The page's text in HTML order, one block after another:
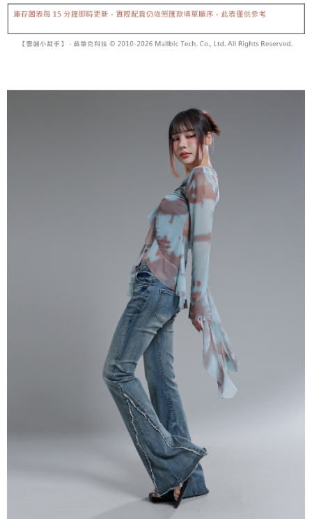
Jika transaksi tidak disahkan dalam masa 30 minit selepas pesanan
dibuat, atau jika permohonan gagal dalam proses semakan, pesanan
peringkat "semakan manual", ini bermakna kriteria pemarkahan sistem
Pembayaran ansuran melalui OP Pay Later akan dibilkan secara
berasingan dan tidak termasuk dalam bil telekom anda. SMS peringatan
pembayaran akan dihantar selepas kitaran bil bulanan.
Selepas mengakses bil melalui pautan dalam SMS, anda boleh
menyelesaikan pembayaran anda melalui salah satu saluran berikut: kod
bar kedai serbaneka, kedai runcit Taiwan Mobile, pemindahan bank,
Perkhidmatan ini disediakan oleh Taiwan Mobile Co., Ltd. (“Syarikat”),
yang membolehkan pelanggan membeli barangan atau perkhidmatan
melalui perkhidmatan ini pada masa transaksi. Hasil daripada pembelian
atau pembayaran ansuran akan dipindahkan oleh peniaga kepada
Syarikat, dan pelanggan hendaklah membuat pembayaran mengikut
perjanjian menggunakan sistem bil Syarikat.
Untuk memenuhi hubungan kontrak yang terjalin melalui persetujuan
penggunaan OP Pay Later, peniaga akan memberikan maklumat peribadi
anda (termasuk nama, nombor telefon, atau alamat) kepada Syarikat bagi
tujuan pengumpulan, pemprosesan dan penggunaan data yang
diperlukan untuk pengebilan ansuran, termasuk pengesahan,
pengesahan semula dan pembetulan.
Untuk terma perkhidmatan penuh, sila rujuk pautan berikut:
" target="_blank" class="link revert-
style">https://oppay.tw/userRule
【Panduan Penggunaan Pembayaran Ansuran Gogo】
1. Perkhidmatan ini disediakan oleh Taiwan Mobile, pengguna telefon
mudah alih boleh segera menggunakan tanpa perlu memohon lagi.
(Hanya untuk nombor langganan peribadi, tidak terbuka untuk syarikat
bagaimanapun, bagi mereka yang telah memuat turun Aplikasi AFTEE
dan mendaftar sebagai ahli AFTEE boleh menikmati tempoh pembayaran
boleh melanjutkan tempoh pembayaran anda sebelum anda menerima
pesanan. Walau bagaimanapun, tiada jaminan bahawa anda boleh
menerima pesanan anda semasa tempoh pembayaran (cth.: produk
prapesanan atau produk yang mungkin mengambil masa yang lebih
lama untuk dihantar). Oleh itu, anda dikehendaki membuat pembayaran
kepada AFTEE dalam tempoh sama ada anda menerima pesanan.
1. Jumlah yang diperakui untuk pengguna kali pertama boleh sehingga
NT$10,000. Amaun diperakui sebenar yang diluluskan akan berdasarkan
keputusan pensijilan dan semakan oleh AFTEE.
2. Amaun perbelanjaan minimum mestilah lebih besar daripada NT$20.
3. Pada masa ini hanya tersedia untuk ahli Taiwan.
Perkhidmatan AFTEE Beli Sekarang Bayar Kemudian disediakan oleh NP
Taiwan, Inc. dan AFTEE akan membuat bil kepada pengguna. AFTEE
akan menggunakan data peribadi yang dikumpul (termasuk nama
pembeli, no. telefon, nama penerima, no. telefon, alamat penerima) untuk
penggunaan perkhidmatan. Sila rujuk kepada "Penyata Pengumpulan
Data Peribadi, Pemprosesan, Penggunaan"
(https://aftee.tw/privacypolicy/) untuk maklumat lanjut.
Jumlah yang diperakui untuk pengguna kali pertama yang lulus
kelulusan boleh sehingga NT$10,000. Jika pengguna tidak membuat
pembayaran dalam tempoh tersebut, yuran pembayaran lewat sebanyak
20% setahun akan dikenakan. Pengguna bawah umur dikehendaki
mendapatkan kebenaran daripada ibu bapa atau penjaga yang sah
cs_tw@netprotections.co.jp
mempunyai sebarang kebimbangan mengenai pemprosesan dan
penggunaan pada data peribadi. Jika anda tidak bersetuju dengan data
NT$1,600 atau lebih
已關閉，請勿下單
NT$60/pesanan | Penghantaran percuma untuk pesanan
NT$60/pesanan | Penghantaran percuma untuk pesanan
NT$100/pesanan | Penghantaran percuma untuk pesanan
Kadar Penghantaran